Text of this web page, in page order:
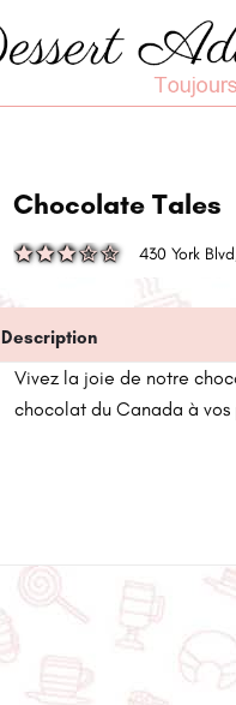
Chocolate Tales
430 York
Description
Vivez la joie de notre
chocolat du Canada à vos